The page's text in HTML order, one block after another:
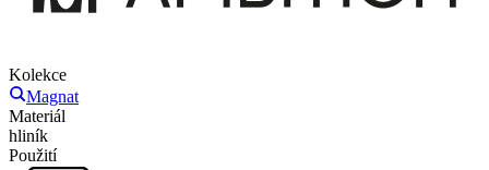
Kolekce
Magnat
Materiál
hliník
Použití